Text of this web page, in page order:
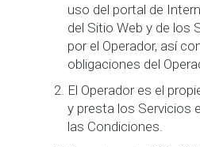
uso del portal de
del Sitio Web y de los
por el Operador, así
obligaciones del
El Operador es el
y presta los Servicios
las Condiciones.